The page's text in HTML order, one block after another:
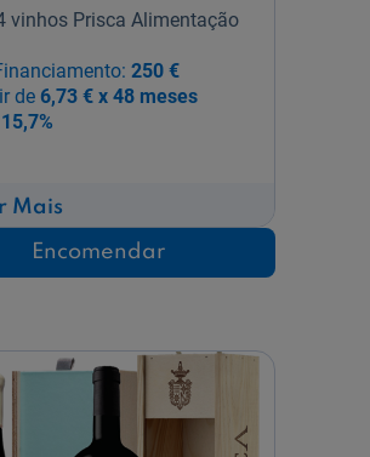
vinhos Prisca Alimentação
250 €
de 6,73 € x 48 meses
15,7%
Maissobre
Conjunto
Pacheca
100
Anos
Encomendar